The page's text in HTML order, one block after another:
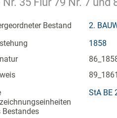
Bestand
2.
1858
Bestandes
StA BE